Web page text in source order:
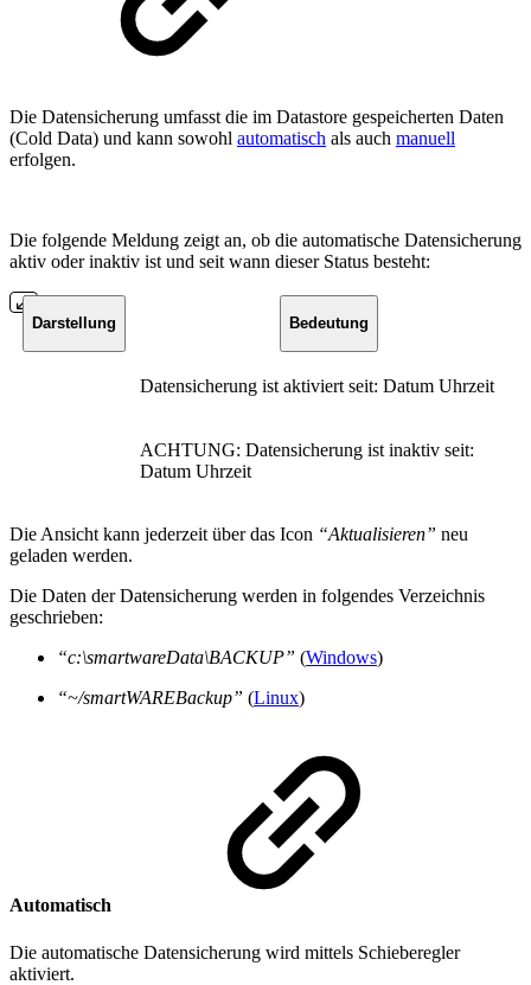
Die Datensicherung umfasst die im Datastore gespeicherten Daten
(Cold Data) und kann sowohl automatisch als auch manuell
erfolgen.
Die folgende Meldung zeigt an, ob die automatische Datensicherung
aktiv oder inaktiv ist und seit wann dieser Status besteht:
Darstellung Bedeutung
Datensicherung ist aktiviert seit: Datum Uhrzeit
ACHTUNG: Datensicherung ist inaktiv seit:
Datum Uhrzeit
Die Ansicht kann jederzeit über das Icon “Aktualisieren” neu
geladen werden.
Die Daten der Datensicherung werden in folgendes Verzeichnis
geschrieben:
“c:\smartwareData\BACKUP” (Windows)
“~/smartWAREBackup” (Linux)
Automatisch
Die automatische Datensicherung wird mittels Schieberegler
aktiviert.